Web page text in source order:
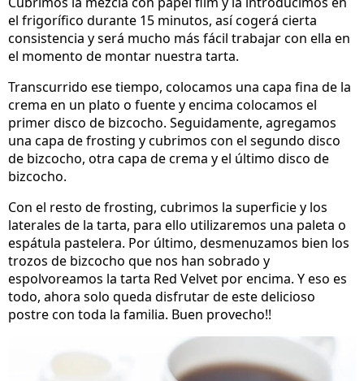
el frigorífico durante 15 minutos, así cogerá cierta
consistencia y será mucho más fácil trabajar con ella en
el momento de montar nuestra tarta.
Transcurrido ese tiempo, colocamos una capa fina de la
crema en un plato o fuente y encima colocamos el
primer disco de bizcocho. Seguidamente, agregamos
una capa de frosting y cubrimos con el segundo disco
de bizcocho, otra capa de crema y el último disco de
bizcocho.
Con el resto de frosting, cubrimos la superficie y los
laterales de la tarta, para ello utilizaremos una paleta o
espátula pastelera. Por último, desmenuzamos bien los
trozos de bizcocho que nos han sobrado y
espolvoreamos la tarta Red Velvet por encima. Y eso es
todo, ahora solo queda disfrutar de este delicioso
postre con toda la familia. Buen provecho!!